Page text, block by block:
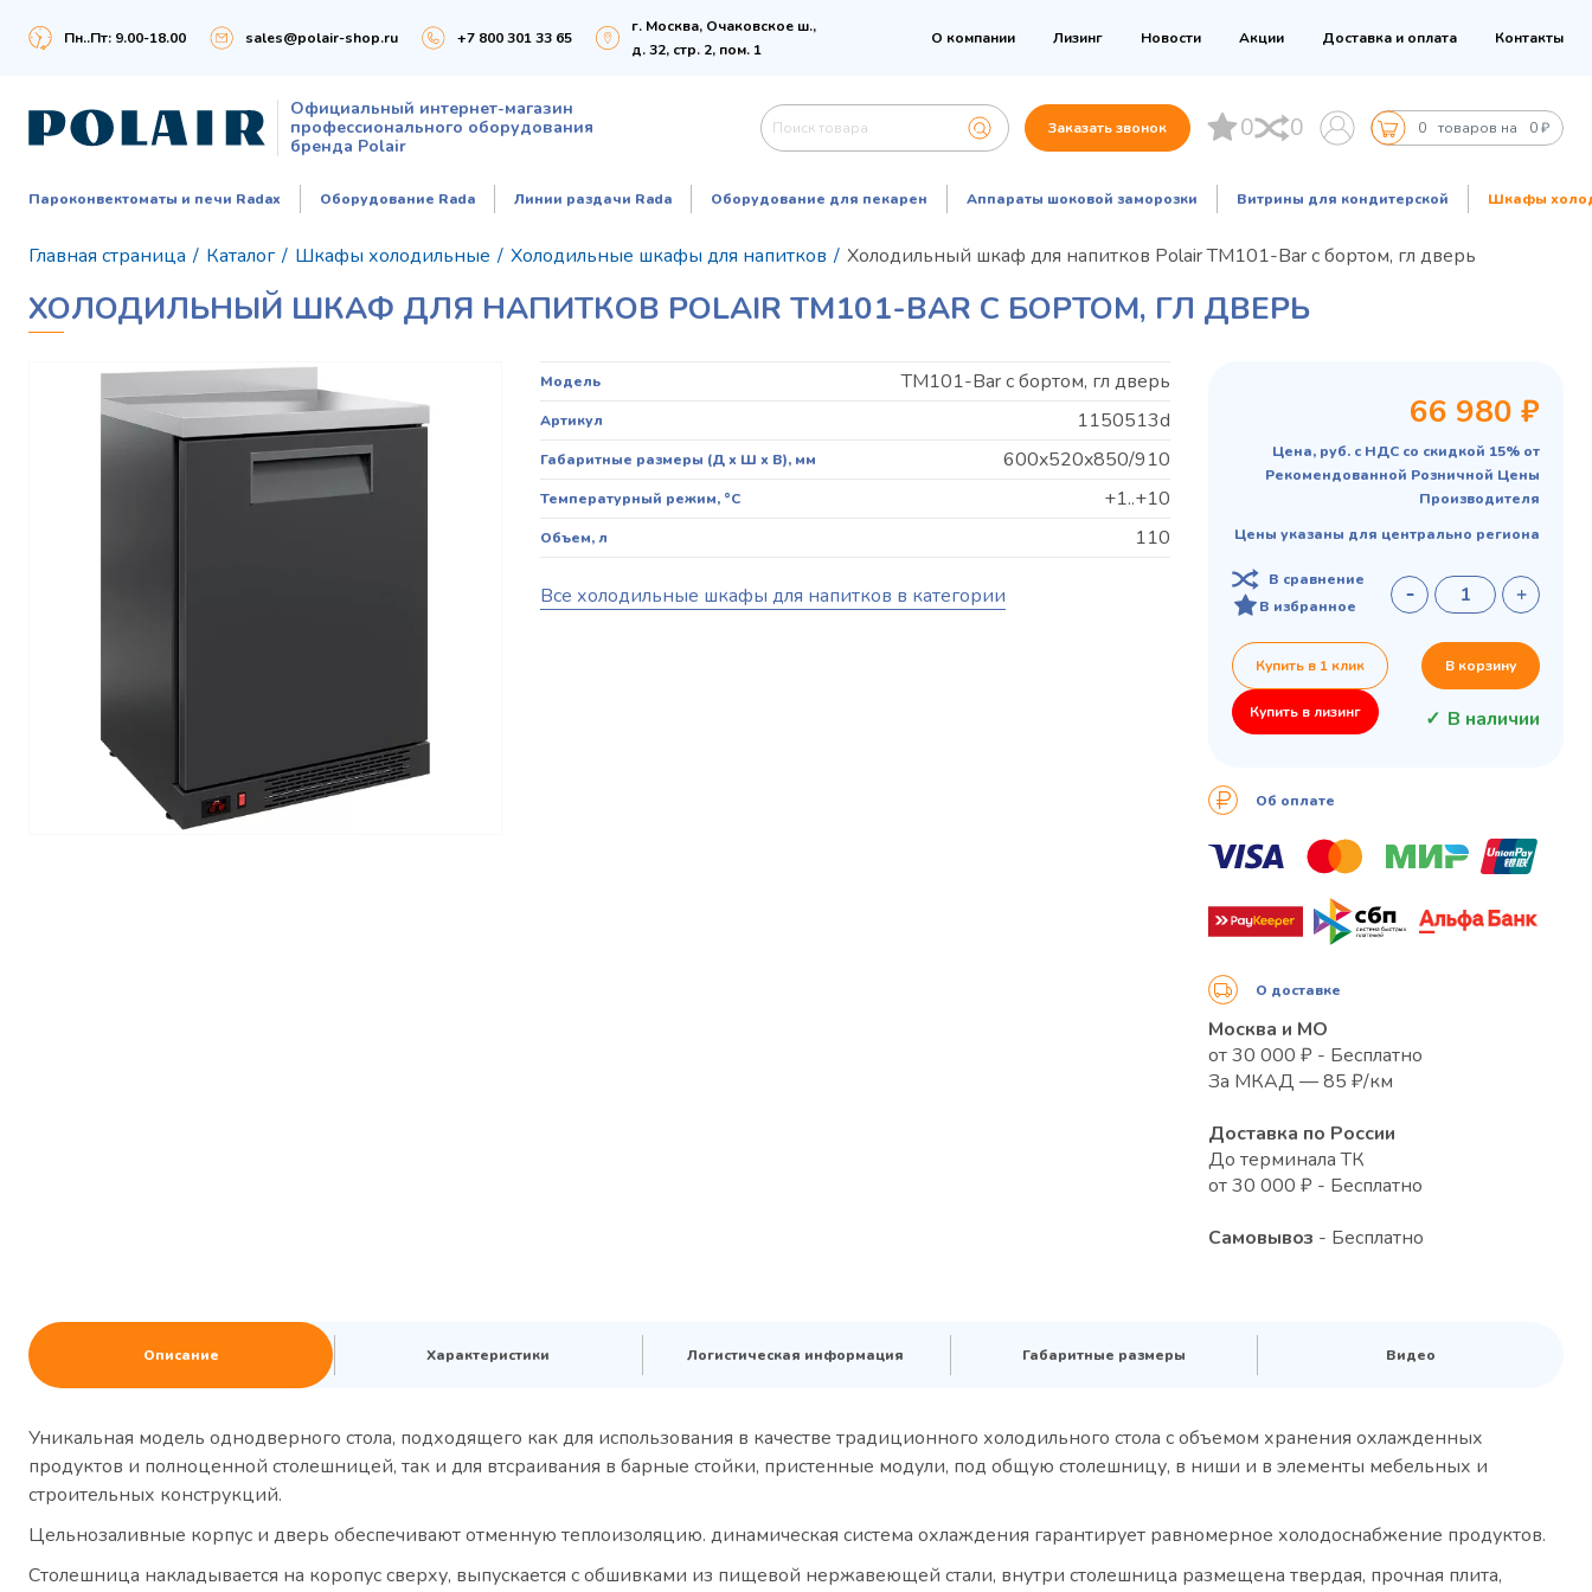
Пн..Пт: 9.00-18.00 sales@polair-shop.ru +7 800 301 33 65
г. Москва, Очаковское ш.,
д. 32, стр. 2, пом. 1
О компании Лизинг Новости Акции Доставка и оплата Контакты
Официальный интернет-магазин
профессионального оборудования
бренда Polair
Заказать звонок 0 0 0 товаров на 0 ₽
Пароконвектоматы и печи Radax Оборудование Rada Линии раздачи Rada Оборудование для пекарен Аппараты шоковой заморозки Витрины для кондитерской Шкафы
Главная страница / Каталог / Шкафы холодильные / Холодильные шкафы для напитков / Холодильный шкаф для напитков Polair TM101-Bar с бортом, гл дверь
ХОЛОДИЛЬНЫЙ ШКАФ ДЛЯ НАПИТКОВ POLAIR TM101-BAR С БОРТОМ, ГЛ ДВЕРЬ
Модель TM101-Bar с бортом, гл дверь
Артикул 1150513d
Габаритные размеры (Д х Ш х В), мм 600x520x850/910
Температурный режим, °C +1..+10
Объем, л 110
Все холодильные шкафы для напитков в категории
66 980 ₽
Цена, руб. с НДС со скидкой 15% от
Рекомендованной Розничной Цены
Производителя
Цены указаны для центрально региона
В сравнение
В избранное
Купить в 1 клик В корзину
Купить в лизинг В наличии
Об оплате
О доставке
Москва и МО
от 30 000 ₽ - Бесплатно
За МКАД — 85 ₽/км
Доставка по России
До терминала ТК
от 30 000 ₽ - Бесплатно
Самовывоз - Бесплатно
Описание Характеристики Логистическая информация Габаритные размеры Видео
Уникальная модель однодверного стола, подходящего как для использования в качестве традиционного холодильного стола с объемом хранения охлажденных
продуктов и полноценной столешницей, так и для втсраивания в барные стойки, пристенные модули, под общую столешницу, в ниши и в элементы мебельных и
строительных конструкций.
Цельнозаливные корпус и дверь обеспечивают отменную теплоизоляцию. динамическая система охлаждения гарантирует равномерное холодоснабжение продуктов.
Столешница накладывается на коропус сверху, выпускается с обшивками из пищевой нержавеющей стали, внутри столешница размещена твердая, прочная плита,